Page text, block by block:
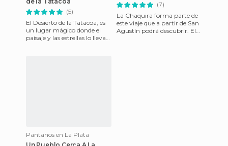
(5)
El Desierto de la Tatacoa, es
un lugar mágico donde el
paisaje y las estrellas lo llevan
(7)
La Chaquira forma parte de
este viaje que a partir de San
Agustín podrá descubrir. El
Pantanos en La Plata